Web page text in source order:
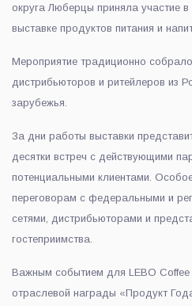
округа Люберцы приняла участие
выставке продуктов питания и
Мероприятие традиционно
дистрибьюторов и ритейлеров из
зарубежья.
За дни работы выставки
десятки встреч с действующими
потенциальными клиентами.
переговорам с федеральными и
сетями, дистрибьюторами и
гостеприимства.
Важным событием для LEBO Coffee
отраслевой награды «Продукт